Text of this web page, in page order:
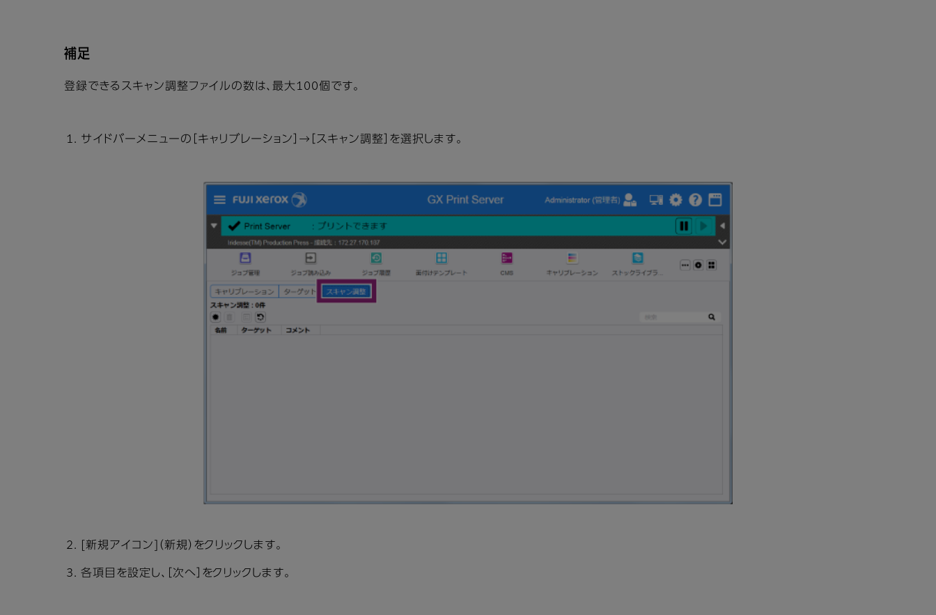
補足
登録できるスキャン調整ファイルの数は、最大100個です。
サイドバーメニューの［キャリブレーション］→［スキャン調整］を選択します。
[新規アイコン]（新規）をクリックします。
各項目を設定し、［次へ］をクリックします。